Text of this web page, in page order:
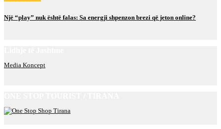
Një “play” nuk është falas: Sa energji shpenzon brezi që jeton online?
Media Koncept